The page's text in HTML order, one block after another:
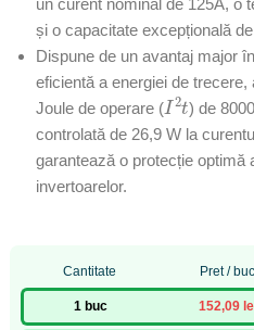
și o capacitate excepțională
Dispune de un avantaj major
eficientă a energiei de
Joule de operare (I2t) de
controlată de 26,9 W la
garantează o protecție optimă
invertoarelor.
Cantitate Pret / buc
1 buc 152,09